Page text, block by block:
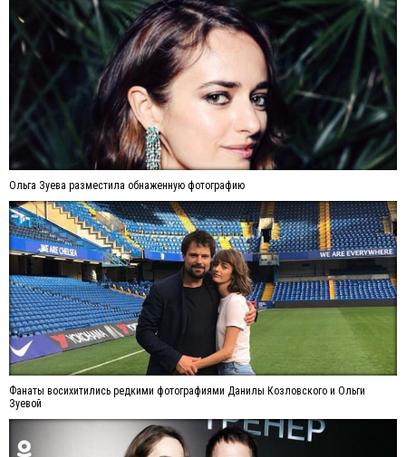
Ольга Зуева разместила обнаженную фотографию
Фанаты восихитились редкими фотографиями Данилы Козловского и Ольги
Зуевой